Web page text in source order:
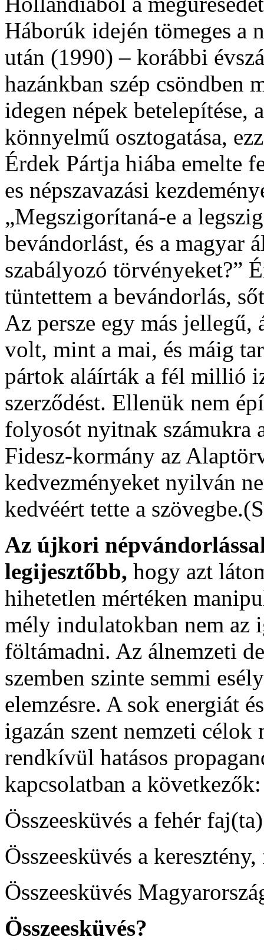
Háborúk idején tömeges a
után (1990) – korábbi
hazánkban szép csöndben
idegen népek betelepítése,
könnyelmű osztogatása,
Érdek Pártja hiába emelte
es népszavazási
„Megszigorítaná-e a
bevándorlást, és a magyar
szabályozó törvényeket?”
tüntettem a bevándorlás,
Az persze egy más jellegű,
volt, mint a mai, és máig
pártok aláírták a fél millió
szerződést. Ellenük nem
folyosót nyitnak számukra
Fidesz-kormány az
kedvezményeket nyilván
kedvéért tette a
Az újkori
legijesztőbb, hogy azt
hihetetlen mértéken
mély indulatokban nem az
föltámadni. Az álnemzeti
szemben szinte semmi
elemzésre. A sok energiát
igazán szent nemzeti
rendkívül hatásos
kapcsolatban a következők:
Összeesküvés a fehér
Összeesküvés a
Összeesküvés
Összeesküvés?